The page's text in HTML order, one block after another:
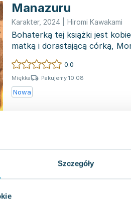
Szczegóły
Manazuru
Karakter, 2024 Hiromi Kawakami
Bohaterką tej książki jest
matką i dorastającą córką,
okoliczn...
0.0
Miękka Pakujemy 10.08
Nowa
Tajfuny,2019| Hiromi Kawakami
11 marca 2011 roku stanowi
współczesnej Japonii,